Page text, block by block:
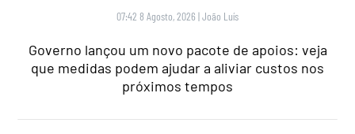
07:42 8 Agosto, 2026 |João Luís
Governo lançou um novo pacote de apoios: veja
que medidas podem ajudar a aliviar custos nos
próximos tempos